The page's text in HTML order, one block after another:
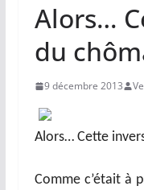
Alors…
du
9 décembre 2013
Alors… Cette
Comme c’était à